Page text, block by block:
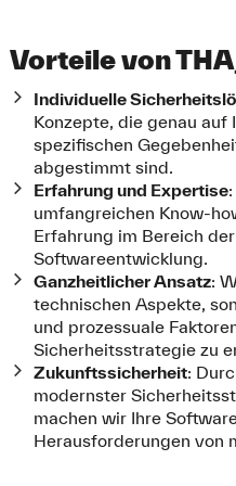
3. Fail-Safe
Standardwerte)
Standardmäßig sollte der
verweigert werden, außer
hilft, die Vertraulichkeit,
Systeme auch bei Fehlern
Fehlers soll das System so
verbleiben.
4. Trennung
(Separation of
Die Aufgabentrennung
Person oder kein einzelner
Rechte verfügt, um
Dies senkt das Risiko von
Vorteile von
Individuelle
Konzepte, die genau
spezifischen
abgestimmt sind.
Erfahrung und Expertise
umfangreichen Know-
Erfahrung im Bereich
Softwareentwicklung.
Ganzheitlicher Ansatz:
technischen Aspekte,
und prozessuale
Sicherheitsstrategie zu
Zukunftssicherheit:
modernster
machen wir Ihre
Herausforderungen von